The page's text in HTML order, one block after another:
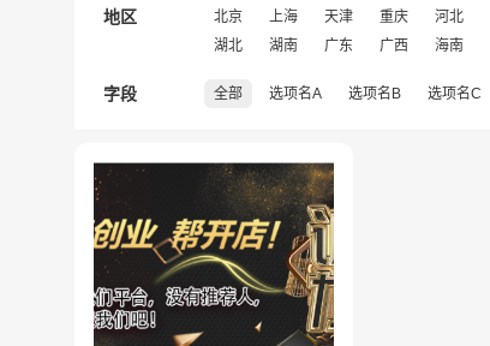
地区 北京 上海 天津 重庆 河北
湖北
湖南 广东 广西 海南
字段 全部 选项名A 选项名B 选项名C